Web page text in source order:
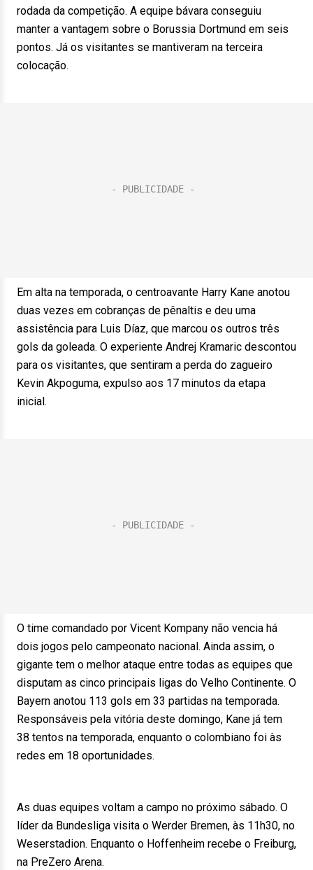
rodada da competição. A equipe bávara conseguiu
manter a vantagem sobre o Borussia Dortmund em seis
pontos. Já os visitantes se mantiveram na terceira
colocação.
Em alta na temporada, o centroavante Harry Kane anotou
duas vezes em cobranças de pênaltis e deu uma
assistência para Luis Díaz, que marcou os outros três
gols da goleada. O experiente Andrej Kramaric descontou
para os visitantes, que sentiram a perda do zagueiro
Kevin Akpoguma, expulso aos 17 minutos da etapa
inicial.
O time comandado por Vicent Kompany não vencia há
dois jogos pelo campeonato nacional. Ainda assim, o
gigante tem o melhor ataque entre todas as equipes que
disputam as cinco principais ligas do Velho Continente. O
Bayern anotou 113 gols em 33 partidas na temporada.
Responsáveis pela vitória deste domingo, Kane já tem
38 tentos na temporada, enquanto o colombiano foi às
redes em 18 oportunidades.
As duas equipes voltam a campo no próximo sábado. O
líder da Bundesliga visita o Werder Bremen, às 11h30, no
Weserstadion. Enquanto o Hoffenheim recebe o Freiburg,
na PreZero Arena.